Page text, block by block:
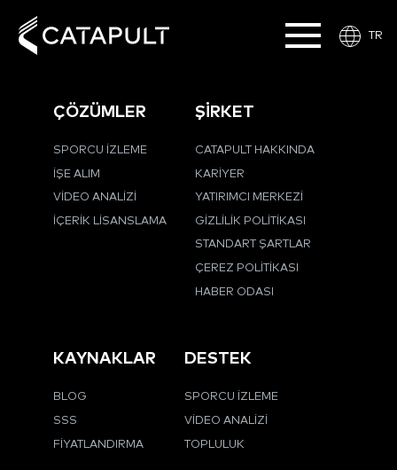
TR
ÇÖZÜMLER
SPORCU İZLEME
İŞE ALIM
VIDEO ANALIZI
İÇERIK LISANSLAMA
ŞİRKET
CATAPULT HAKKINDA
KARIYER
YATIRIMCI MERKEZI
GIZLILIK POLITIKASI
STANDART ŞARTLAR
ÇEREZ POLITIKASI
HABER ODASI
KAYNAKLAR
BLOG
SSS
FIYATLANDIRMA
DESTEK
SPORCU İZLEME
VIDEO ANALIZI
TOPLULUK